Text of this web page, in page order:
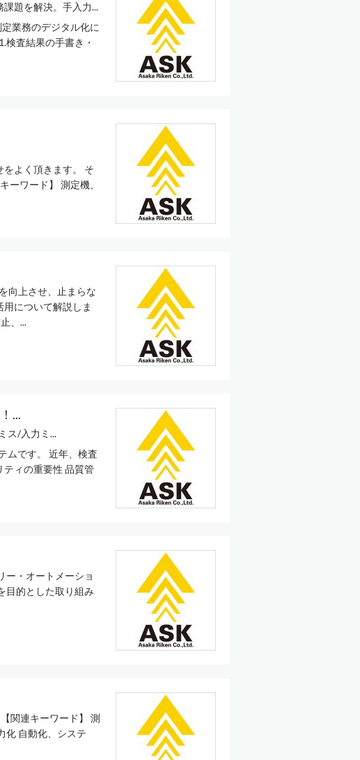
題を解決。手入力...
業務のデジタル化に
検査結果の手書き・
をよく頂きます。 そ
ーワード】 測定機、
向上させ、止まらな
について解説しま
、...
...
ス/入力ミ...
ムです。 近年、検査
ィの重要性 品質管
ー・オートメーショ
目的とした取り組み
関連キーワード】 測
化 自動化、システ